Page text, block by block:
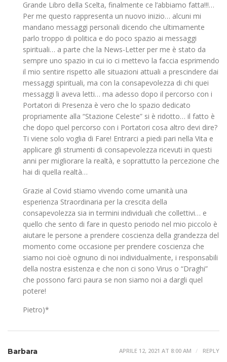
Grande Libro della Scelta, finalmente ce l’abbiamo fatta!!!…
Per me questo rappresenta un nuovo inizio… alcuni mi
mandano messaggi personali dicendo che ultimamente
parlo troppo di politica e do poco spazio ai messaggi
spirituali… a parte che la News-Letter per me è stato da
sempre uno spazio in cui io ci mettevo la faccia esprimendo
il mio sentire rispetto alle situazioni attuali a prescindere dai
messaggi spirituali, ma con la consapevolezza di chi quei
messaggi li aveva letti… ma adesso dopo il percorso con i
Portatori di Presenza è vero che lo spazio dedicato
propriamente alla “Stazione Celeste” si è ridotto… il fatto è
che dopo quel percorso con i Portatori cosa altro devi dire?
Ti viene solo voglia di Fare! Entrarci a piedi pari nella Vita e
applicare gli strumenti di consapevolezza ricevuti in questi
anni per migliorare la realtà, e soprattutto la percezione che
hai di quella realtà…
Grazie al Covid stiamo vivendo come umanità una
esperienza Straordinaria per la crescita della
consapevolezza sia in termini individuali che collettivi… e
quello che sento di fare in questo periodo nel mio piccolo è
aiutare le persone a prendere coscienza della grandezza del
momento come occasione per prendere coscienza che
siamo noi cioè ognuno di noi individualmente, i responsabili
della nostra esistenza e che non ci sono Virus o “Draghi”
che possono farci paura se non siamo noi a dargli quel
potere!
Pietro)*
Barbara APRILE 12, 2021 AT 8:00 AM REPLY